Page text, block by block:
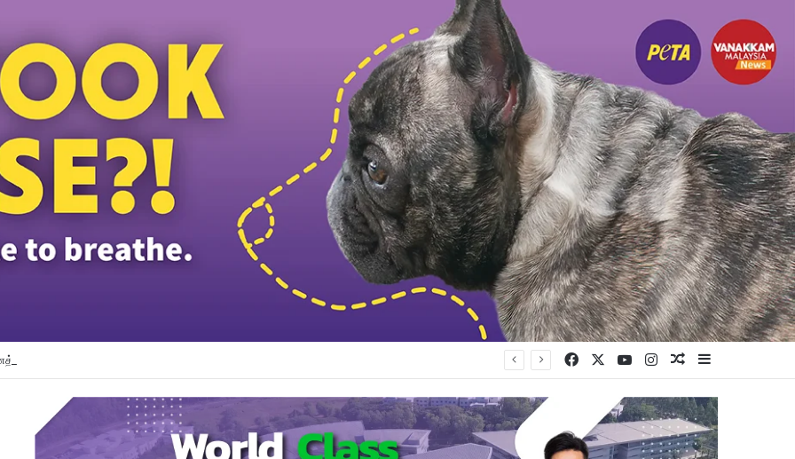
தலைவர் பதவியிலிருந்து விலக கோரினார் நூருல் இஸ்ஸா; தற்காலிக ஓய்வு வழங்கியுள்ளது கட்சி Facebook YouTubeInstagramRandom Article